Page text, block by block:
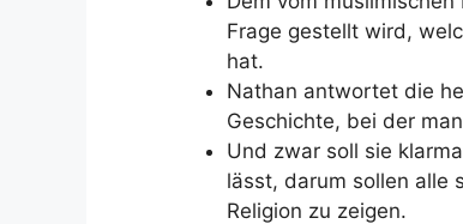
Frage gestellt wird,
hat.
Nathan antwortet die
Geschichte, bei der
Und zwar soll sie
lässt, darum sollen alle
Religion zu zeigen.